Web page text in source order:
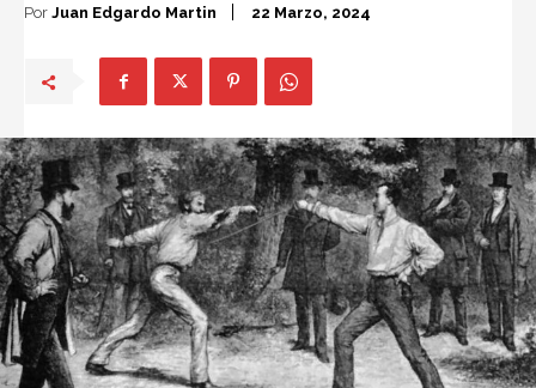
Por Juan Edgardo Martin 22 Marzo, 2024